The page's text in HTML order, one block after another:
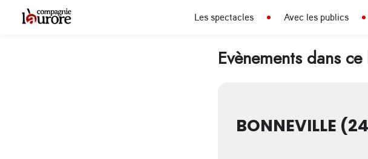
Les spectacles Avec les publics
Evènements dans
BONNEVILLE